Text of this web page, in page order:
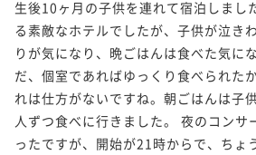
生後10ヶ月の子供を連れて宿泊しまし
る素敵なホテルでしたが、子供が泣き
りが気になり、晩ごはんは食べた気に
だ、個室であればゆっくり食べられた
れは仕方がないですね。朝ごはんは子
人ずつ食べに行きました。 夜のコンサ
ったですが、開始が21時からで、ちょ